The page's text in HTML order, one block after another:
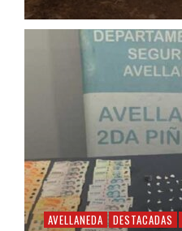
AVELLANEDA DESTACADAS